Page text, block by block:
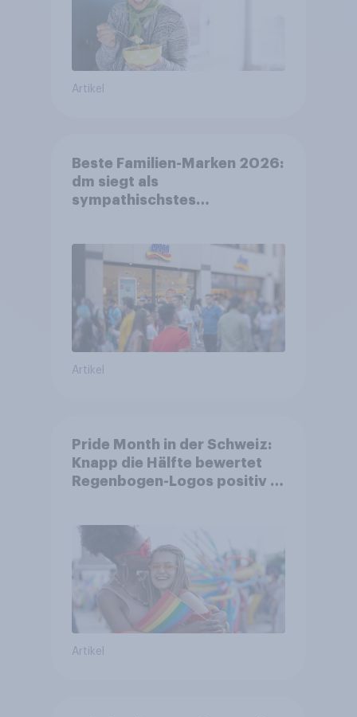
Artikel
Beste Familien-Marken 2026:
dm siegt als
sympathischstes
Artikel
Pride Month in der Schweiz:
Knapp die Hälfte bewertet
Regenbogen-Logos positiv –
Artikel